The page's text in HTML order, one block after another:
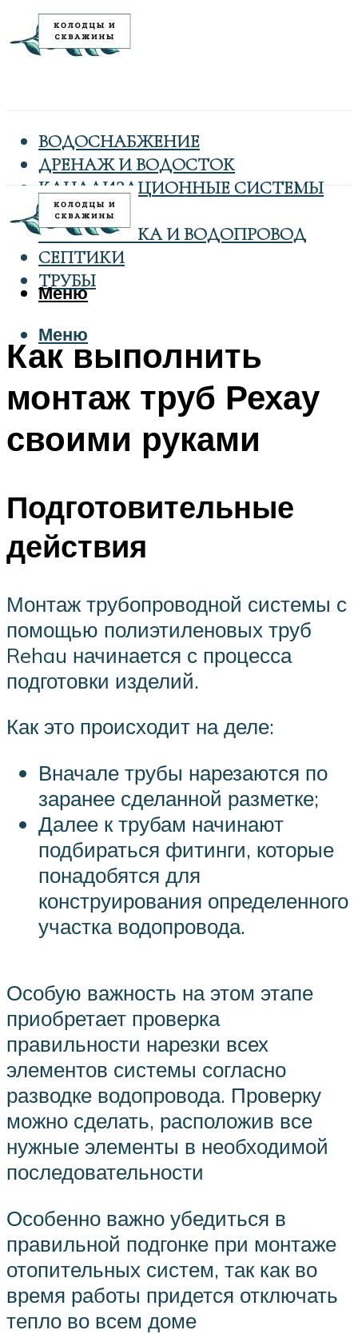
ВОДОСНАБЖЕНИЕ
ДРЕНАЖ И ВОДОСТОК
КАНАЛИЗАЦИОННЫЕ СИСТЕМЫ
КОЛОДЦЫ
САНТЕХНИКА И ВОДОПРОВОД
СЕПТИКИ
ТРУБЫ
Меню
Меню
Как выполнить
монтаж труб Рехау
своими руками
Подготовительные
действия
Монтаж трубопроводной системы с
помощью полиэтиленовых труб
Rehau начинается с процесса
подготовки изделий.
Как это происходит на деле:
Вначале трубы нарезаются по
заранее сделанной разметке;
Далее к трубам начинают
подбираться фитинги, которые
понадобятся для
конструирования определенного
участка водопровода.
Особую важность на этом этапе
приобретает проверка
правильности нарезки всех
элементов системы согласно
разводке водопровода. Проверку
можно сделать, расположив все
нужные элементы в необходимой
последовательности
Особенно важно убедиться в
правильной подгонке при монтаже
отопительных систем, так как во
время работы придется отключать
тепло во всем доме